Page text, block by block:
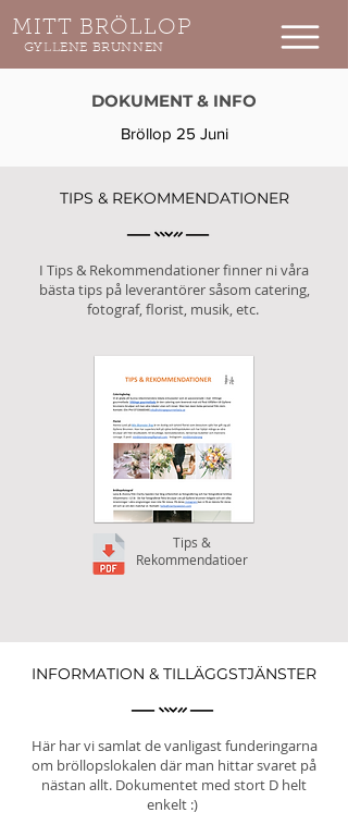
MITT BRÖLLOP
GYLLENE BRUNNEN
DOKUMENT & INFO​
Bröllop 25 Juni
TIPS & REKOMMENDATIONER
I Tips & Rekommendationer finner ni våra
bästa tips på leverantörer såsom catering,
fotograf, florist, musik, etc.
Tips &
Rekommendatioer
INFORMATION & TILLÄGGSTJÄNSTER
Här har vi samlat de vanligast funderingarna
om bröllopslokalen där man hittar svaret på
nästan allt. Dokumentet med stort D helt
enkelt :)